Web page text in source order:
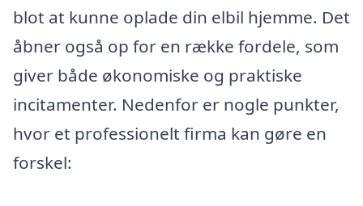
blot at kunne oplade din elbil hjemme. Det
åbner også op for en række fordele, som
giver både økonomiske og praktiske
incitamenter. Nedenfor er nogle punkter,
hvor et professionelt firma kan gøre en
forskel: